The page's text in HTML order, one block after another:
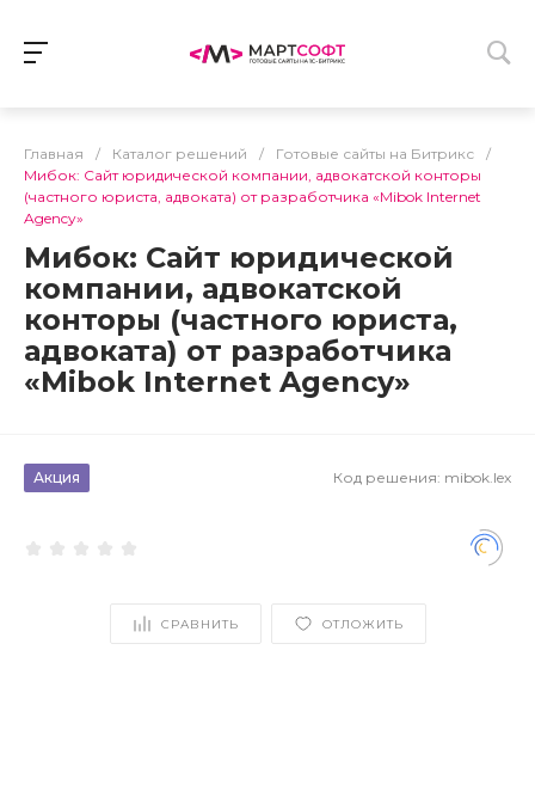
Главная / Каталог решений / Готовые сайты на Битрикс
/
Мибок: Сайт юридической компании, адвокатской конторы
(частного юриста, адвоката) от разработчика «Mibok Internet
Agency»
Мибок: Сайт юридической
компании, адвокатской
конторы (частного юриста,
адвоката) от разработчика
«Mibok Internet Agency»
Акция Код решения: mibok.lex
СРАВНИТЬ ОТЛОЖИТЬ